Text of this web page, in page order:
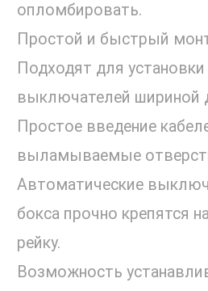
опломбировать.
Простой и быстрый
Подходят для
выключателей шириной
Простое введение
выламываемые
Автоматические
бокса прочно крепятся
рейку.
Возможность